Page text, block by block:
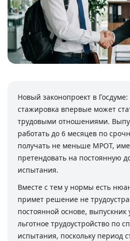
Новый законопроект в
стажировка впервые может
трудовыми отношениями.
работать до 6 месяцев по
получать не меньше МРОТ,
претендовать на постоянную
испытания.
Вместе с тем у нормы есть
примет решение не
постоянной основе, выпускник
льготное трудоустройство по
испытания, поскольку период